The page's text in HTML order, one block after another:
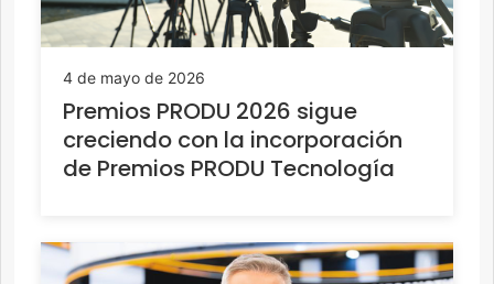
4 de mayo de 2026
Premios PRODU 2026 sigue
creciendo con la incorporación
de Premios PRODU Tecnología